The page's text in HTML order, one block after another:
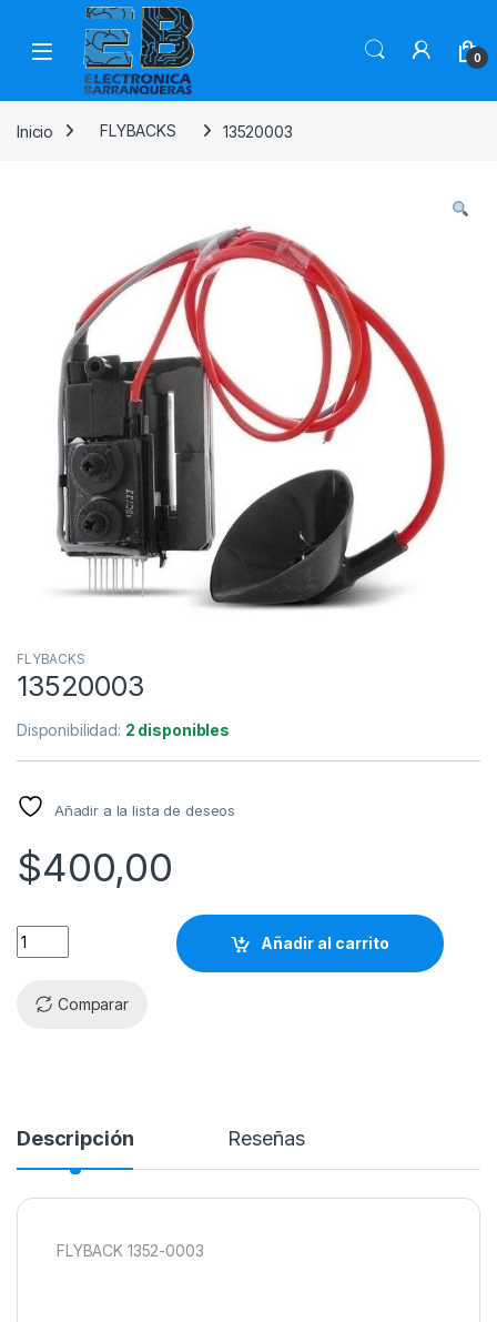
0
Inicio FLYBACKS 13520003
FLYBACKS
13520003
Disponibilidad: 2 disponibles
Añadir a la lista de deseos
$400,00
Añadir al carrito
Comparar
Descripción Reseñas
FLYBACK 1352-0003